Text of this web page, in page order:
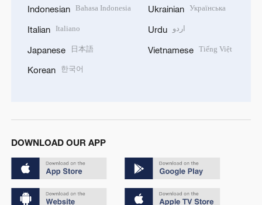
Indonesian Bahasa Indonesia
Italian Italiano
Japanese 日本語
Korean 한국어
Ukrainian Українська
Urdu اردو
Vietnamese Tiếng Việt
DOWNLOAD OUR APP